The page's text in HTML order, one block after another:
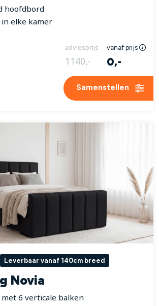
hoofdbord
in elke kamer
adviesprijs vanaf prijs
1140,- 0,-
Samenstellen
Leverbaar vanaf 140cm breed
Novia
6 verticale balken